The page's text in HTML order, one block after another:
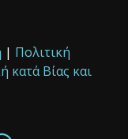
| Πολιτική
κατά Βίας και